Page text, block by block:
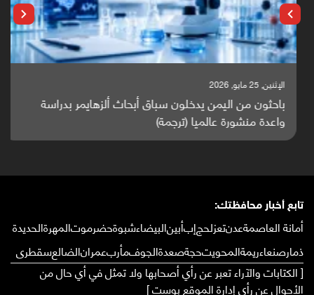
الإثنين, 25 مايو, 2026
باحثون من اليمن يدخلون سباق أبحاث ألزهايمر بدراسة
واعدة منشورة عالميا (ترجمة)
تابع أخبار محافظتك:
أمانة العاصمةعدنتعزلحجإبأبينالبيضاءشبوةحضرموتالمهرةالحديدة
ذمارصنعاءريمةالمحويتحجةصعدةالجوفمأربعمرانالضالعسقطرى
[ الكتابات والآراء تعبر عن رأي أصحابها ولا تمثل في أي حال من
الأحوال عن رأي إدارة الموقع بوست ]